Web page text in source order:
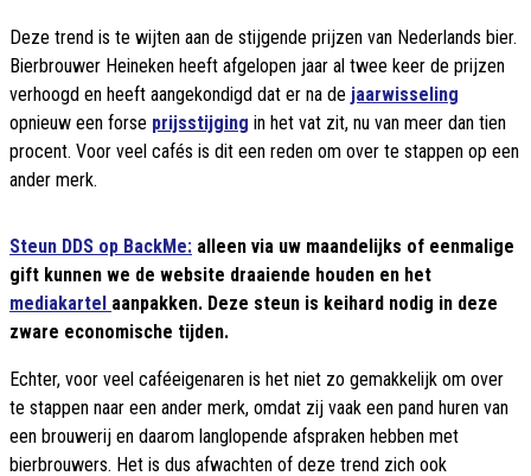
Deze trend is te wijten aan de stijgende prijzen van Nederlands bier.
Bierbrouwer Heineken heeft afgelopen jaar al twee keer de prijzen
verhoogd en heeft aangekondigd dat er na de jaarwisseling
opnieuw een forse prijsstijging in het vat zit, nu van meer dan tien
procent. Voor veel cafés is dit een reden om over te stappen op een
ander merk.
Steun DDS op BackMe: alleen via uw maandelijks of eenmalige
gift kunnen we de website draaiende houden en het
mediakartel aanpakken. Deze steun is keihard nodig in deze
zware economische tijden.
Echter, voor veel caféeigenaren is het niet zo gemakkelijk om over
te stappen naar een ander merk, omdat zij vaak een pand huren van
een brouwerij en daarom langlopende afspraken hebben met
bierbrouwers. Het is dus afwachten of deze trend zich ook